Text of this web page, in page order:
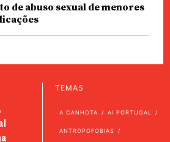
de abuso sexual de menores
TEMAS
A CANHOTA AI PORTUGAL
ANTROPOFOBIAS